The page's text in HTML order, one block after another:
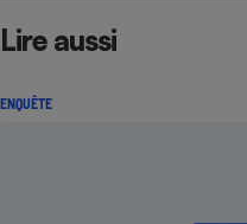
Lire aussi
ENQUÊTE